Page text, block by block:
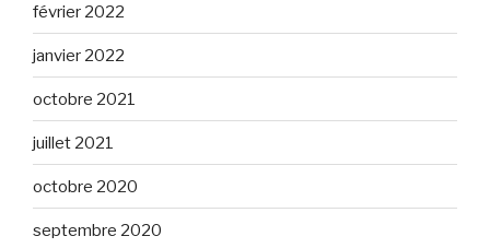
février 2022
janvier 2022
octobre 2021
juillet 2021
octobre 2020
septembre 2020